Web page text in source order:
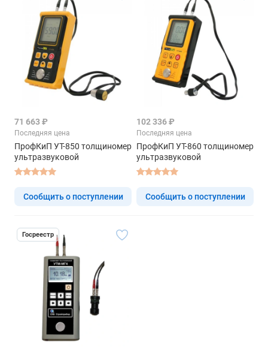
71 663 ₽
Последняя цена
ПрофКиП УТ-850 толщиномер
ультразвуковой
Сообщить о поступлении
102 336 ₽
Последняя цена
ПрофКиП УТ-860 толщиномер
ультразвуковой
Сообщить о поступлении
Госреестр